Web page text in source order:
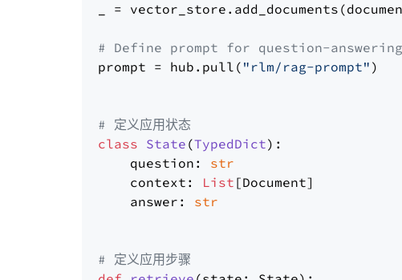
_ =
# Define prompt for question-answering
prompt = hub.pull( "rlm/rag-prompt" )
# 定义应用状态
class State (TypedDict):
    question:
str
    context:
List [Document]
    answer:
str
# 定义应用步骤